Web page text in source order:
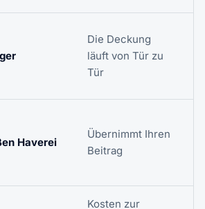
Die Deckung
läuft von Tür zu
Tür
Haverei
Übernimmt Ihren
Beitrag
Kosten zur